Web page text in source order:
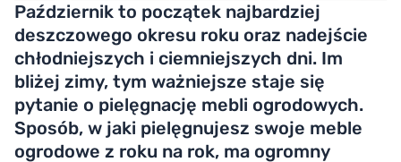
Październik to początek najbardziej
deszczowego okresu roku oraz nadejście
chłodniejszych i ciemniejszych dni. Im
bliżej zimy, tym ważniejsze staje się
pytanie o pielęgnację mebli ogrodowych.
Sposób, w jaki pielęgnujesz swoje meble
ogrodowe z roku na rok, ma ogromny